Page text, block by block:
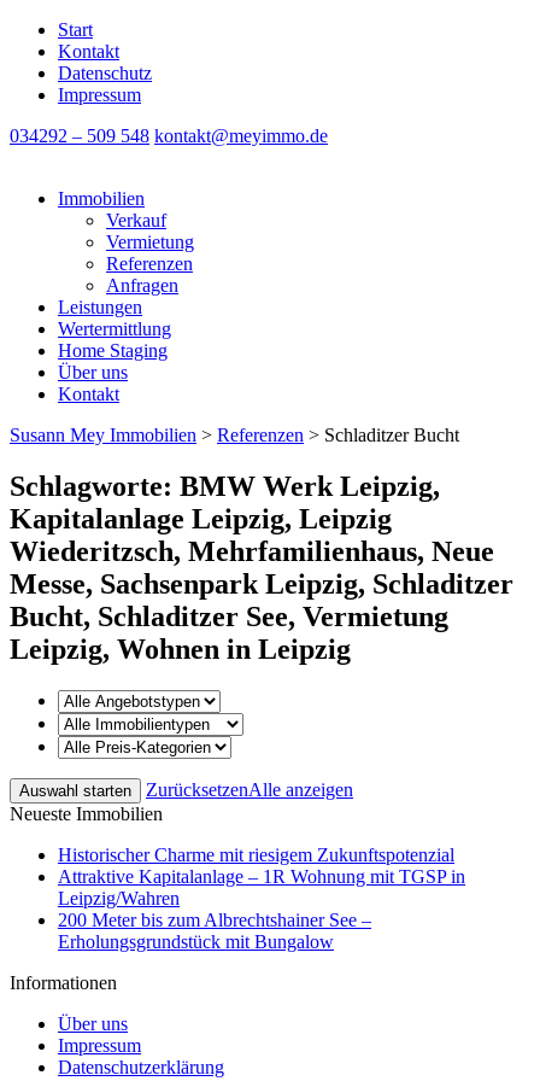
Start
Kontakt
Datenschutz
Impressum
034292 – 509 548 kontakt@meyimmo.de
Immobilien
Verkauf
Vermietung
Referenzen
Anfragen
Leistungen
Wertermittlung
Home Staging
Über uns
Kontakt
Susann Mey Immobilien > Referenzen > Schladitzer Bucht
Schlagworte: BMW Werk Leipzig,
Kapitalanlage Leipzig, Leipzig
Wiederitzsch, Mehrfamilienhaus, Neue
Messe, Sachsenpark Leipzig, Schladitzer
Bucht, Schladitzer See, Vermietung
Leipzig, Wohnen in Leipzig
ZurücksetzenAlle anzeigen
Neueste Immobilien
Historischer Charme mit riesigem Zukunftspotenzial
Attraktive Kapitalanlage – 1R Wohnung mit TGSP in
Leipzig/Wahren
200 Meter bis zum Albrechtshainer See –
Erholungsgrundstück mit Bungalow
Informationen
Über uns
Impressum
Datenschutzerklärung